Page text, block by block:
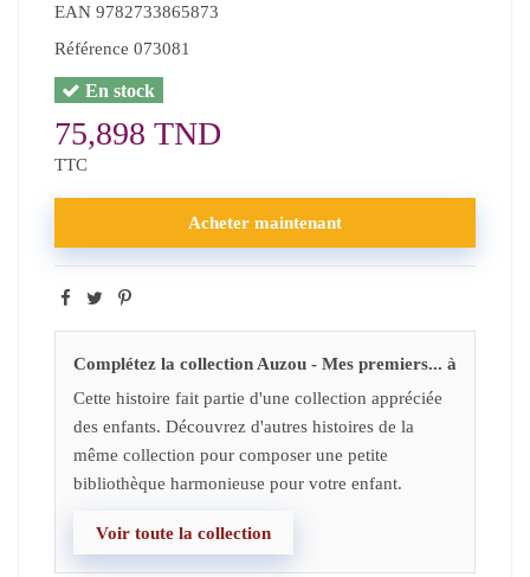
EAN 9782733865873
Référence 073081
En stock
75,898 TND
TTC
Acheter maintenant
Complétez la collection Auzou - Mes premiers... à
Cette histoire fait partie d'une collection appréciée
des enfants. Découvrez d'autres histoires de la
même collection pour composer une petite
bibliothèque harmonieuse pour votre enfant.
Voir toute la collection